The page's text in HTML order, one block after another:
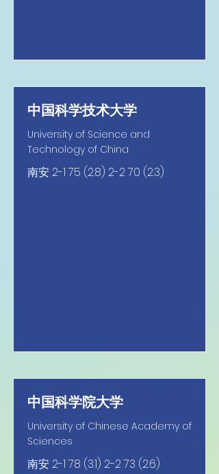
中国科学技术大学
University of Science and
Technology of China
南安2-1 75 (2.8) 2-2 70 (2.3)
中国科学院大学
University of Chinese Academy of
Sciences
南安2-1 78 (3.1) 2-2 73 (2.6)